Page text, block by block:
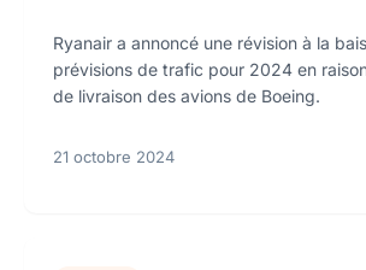
Ryanair a annoncé une révision à la
prévisions de trafic pour 2024 en
de livraison des avions de Boeing.
21 octobre 2024